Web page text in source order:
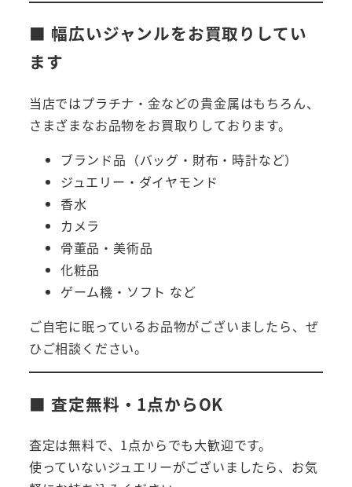
■ 幅広いジャンルをお買取りしてい
ます
当店ではプラチナ・金などの貴金属はもちろん、
さまざまなお品物をお買取りしております。
ブランド品（バッグ・財布・時計など）
ジュエリー・ダイヤモンド
香水
カメラ
骨董品・美術品
化粧品
ゲーム機・ソフト など
ご自宅に眠っているお品物がございましたら、ぜ
ひご相談ください。
■ 査定無料・1点からOK
査定は無料で、1点からでも大歓迎です。
使っていないジュエリーがございましたら、お気